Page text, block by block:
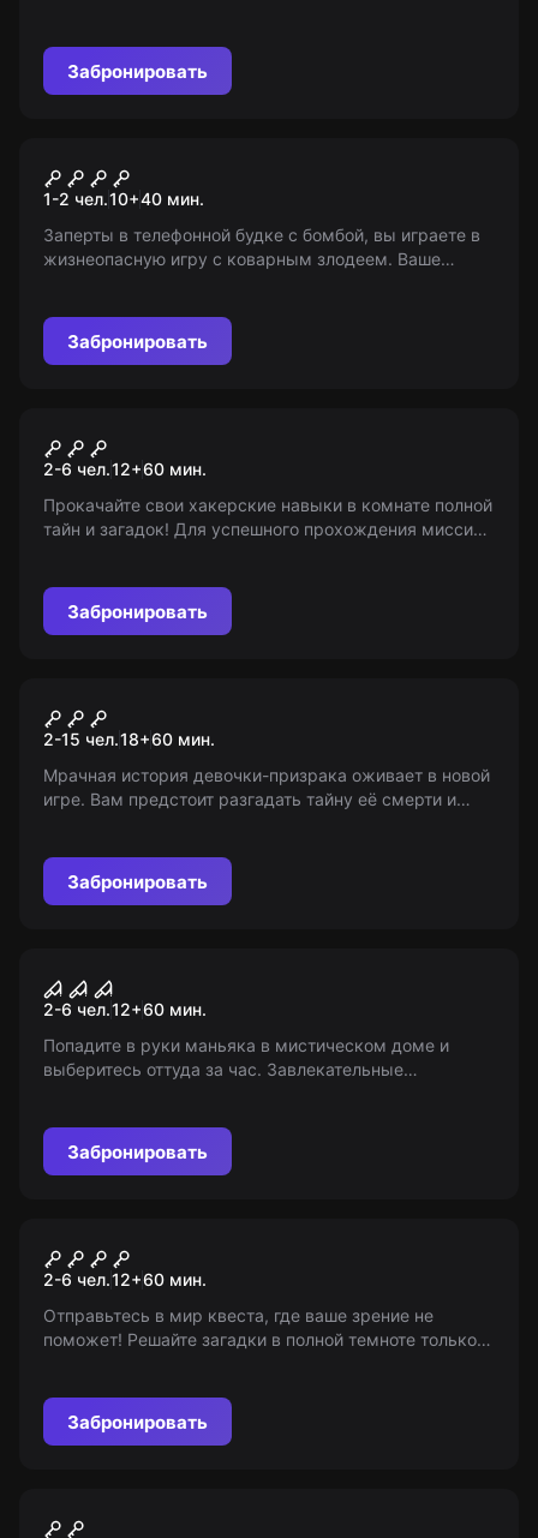
Забронировать
Телефонная будка
1-2 чел.10+40 мин.
Заперты в телефонной будке с бомбой, вы играете в
жизнеопасную игру с коварным злодеем. Ваше
Забронировать
Ограбление банка
2-6 чел.12+60 мин.
Прокачайте свои хакерские навыки в комнате полной
тайн и загадок! Для успешного прохождения миссии
Забронировать
Поиграй со мной
2-15 чел.18+60 мин.
Мрачная история девочки-призрака оживает в новой
игре. Вам предстоит разгадать тайну её смерти и
Забронировать
Хижина маньяка
2-6 чел.12+60 мин.
Попадите в руки маньяка в мистическом доме и
выберитесь оттуда за час. Завлекательные
Забронировать
На ощупь
2-6 чел.12+60 мин.
Отправьтесь в мир квеста, где ваше зрение не
поможет! Решайте загадки в полной темноте только
Забронировать
Корпорация монстров